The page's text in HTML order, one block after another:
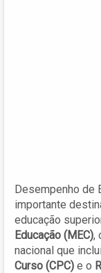
Desempenho de
importante
educação
Educação (MEC),
nacional que
Curso (CPC) e o